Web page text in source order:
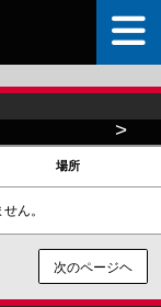
>
場所
ん。
次のページヘ